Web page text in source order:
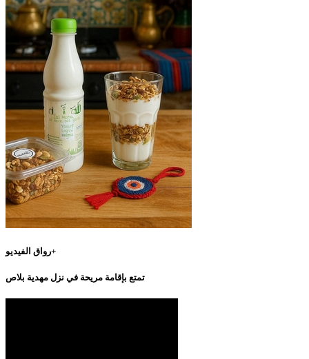
رواق الفيديو+
تمتع بإقامة مريحة في نزل مهدية بلاص